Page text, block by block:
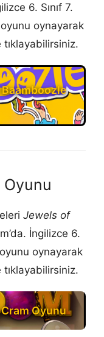
6. Sınıf 7.
oynayarak
Baamboozle
Oyunu
Jewels of
İngilizce 6.
oynayarak
Cram Oyunu